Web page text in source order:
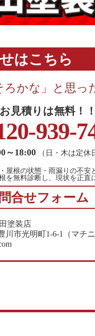
はこちら
ろかな」と思っ
見積りは無料！！
939-
～18:00 （日・木は定休
屋根の状態・雨漏りの不安
を無料診断し、現状を正直
合せフォーム
塗装店
川市光明町1-6-1（マチ